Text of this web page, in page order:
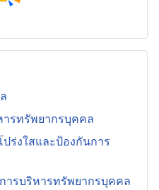
รทรัพยากรบุคคล
ร่งใสและป้องกันการ
ารบริหารทรัพยากรบุคคล